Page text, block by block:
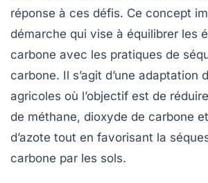
réponse à ces défis. Ce concept
démarche qui vise à équilibrer les
carbone avec les pratiques de
carbone. Il s’agit d’une adaptation
agricoles où l’objectif est de
de méthane, dioxyde de carbone
d’azote tout en favorisant la
carbone par les sols.